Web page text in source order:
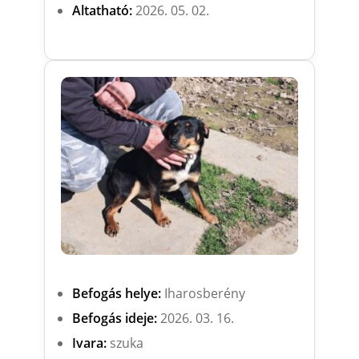
Altatható:2026. 05. 02.
Befogás helye:Iharosberény
Befogás ideje:2026. 03. 16.
Ivara:szuka